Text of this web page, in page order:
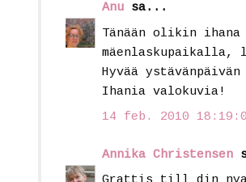
Anu sa...
Tänään olikin
Hyvää
Ihania valokuvia!
14 feb. 2010
Annika Christensen